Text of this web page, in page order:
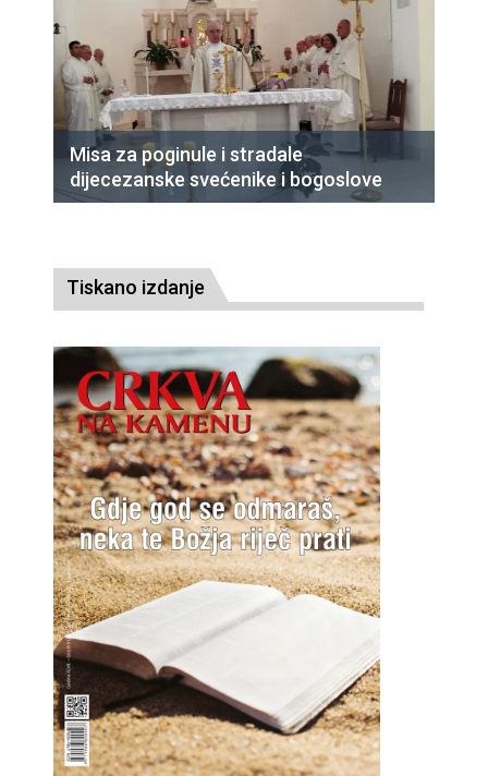
Misa za poginule i stradale
dijecezanske svećenike i bogoslove
Tiskano izdanje